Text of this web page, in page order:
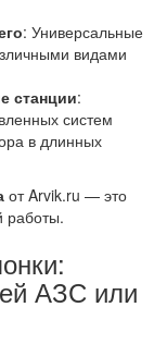
: Универсальные
видами
станции:
систем
в длинных
от Arvik.ru — это
работы.
АЗС или